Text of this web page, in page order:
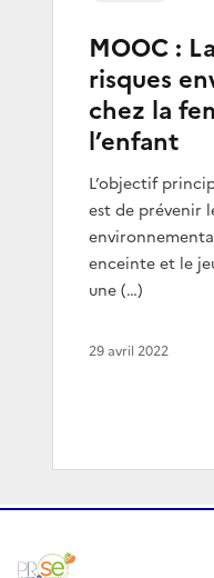
MOOC :
risques
chez la
l’enfant
L’objectif
est de prévenir
enceinte et le
une (…)
29 avril 2022